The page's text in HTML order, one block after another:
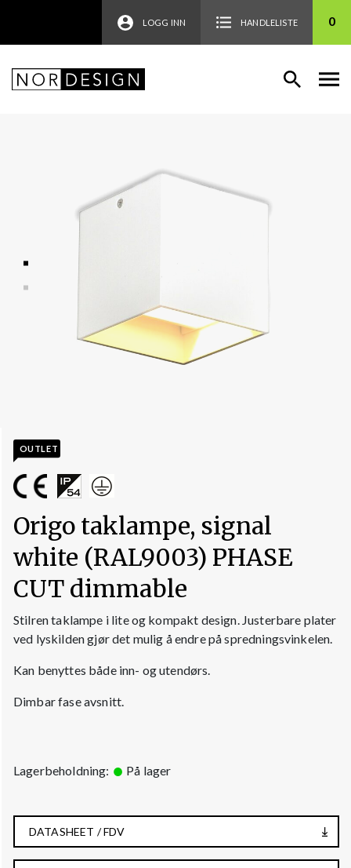
LOGG INN HANDLELISTE 0
OUTLET
Origo taklampe, signal
white (RAL9003) PHASE
CUT dimmable
Stilren taklampe i lite og kompakt design. Justerbare plater
ved lyskilden gjør det mulig å endre på spredningsvinkelen.
Kan benyttes både inn- og utendørs.
Dimbar fase avsnitt.
Lagerbeholdning: På lager
DATASHEET / FDV